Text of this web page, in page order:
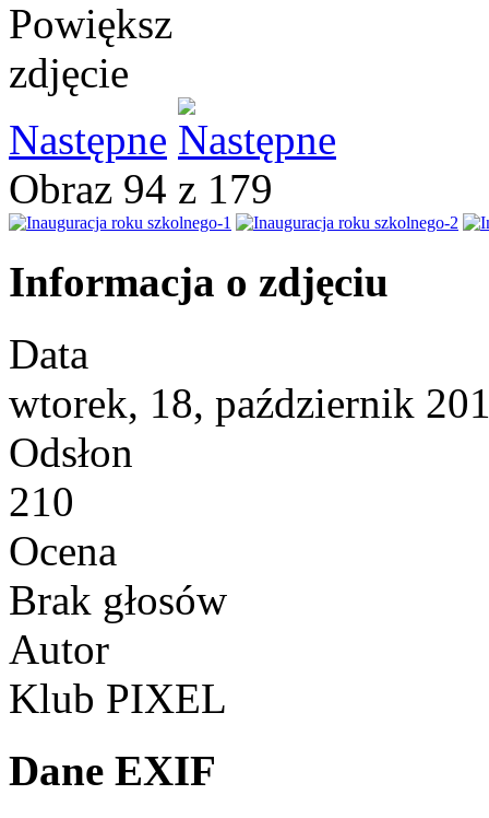
Następne
Obraz 94 z 179
Informacja o zdjęciu
Data
wtorek, 18, październik
Odsłon
210
Ocena
Brak głosów
Autor
Klub PIXEL
Dane EXIF